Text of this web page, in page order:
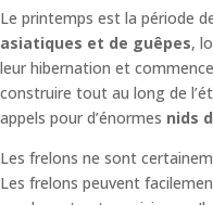
Le printemps est la période
asiatiques et de guêpes,
leur hibernation et
construire tout au long de
appels pour d’énormes nids
Les frelons ne sont
Les frelons peuvent